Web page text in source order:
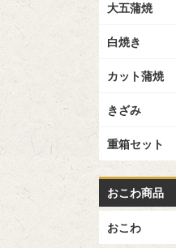
大五蒲焼
白焼き
カット蒲焼
きざみ
重箱セット
おこわ商品
おこわ